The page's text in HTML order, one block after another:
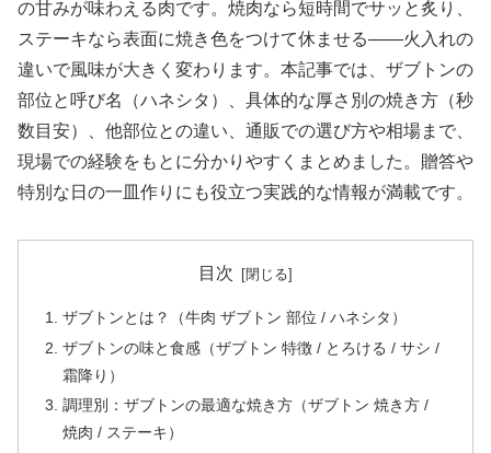
の甘みが味わえる肉です。焼肉なら短時間でサッと炙り、
ステーキなら表面に焼き色をつけて休ませる――火入れの
違いで風味が大きく変わります。本記事では、ザブトンの
部位と呼び名（ハネシタ）、具体的な厚さ別の焼き方（秒
数目安）、他部位との違い、通販での選び方や相場まで、
現場での経験をもとに分かりやすくまとめました。贈答や
特別な日の一皿作りにも役立つ実践的な情報が満載です。
目次
ザブトンとは？（牛肉 ザブトン 部位 / ハネシタ）
ザブトンの味と食感（ザブトン 特徴 / とろける / サシ /
霜降り）
調理別：ザブトンの最適な焼き方（ザブトン 焼き方 /
焼肉 / ステーキ）